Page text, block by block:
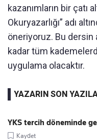
kazanımların bir çatı
Okuryazarlığı” adı
öneriyoruz. Bu
kadar tüm
uygulama olacaktır.
YAZARIN SON
YKS tercih döneminde
Kaydet